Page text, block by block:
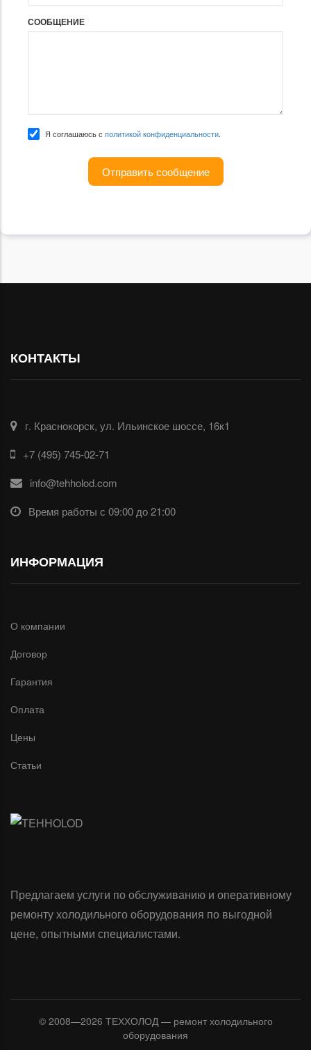
СООБЩЕНИЕ
Я соглашаюсь с политикой конфиденциальности.
КОНТАКТЫ
г. Краснокорск, ул. Ильинское шоссе, 16к1
+7 (495) 745-02-71
info@tehholod.com
Время работы с 09:00 до 21:00
ИНФОРМАЦИЯ
О компании
Договор
Гарантия
Оплата
Цены
Статьи
Предлагаем услуги по обслуживанию и оперативному
ремонту холодильного оборудования по выгодной
цене, опытными специалистами.
© 2008—2026 ТЕХХОЛОД — ремонт холодильного
оборудования